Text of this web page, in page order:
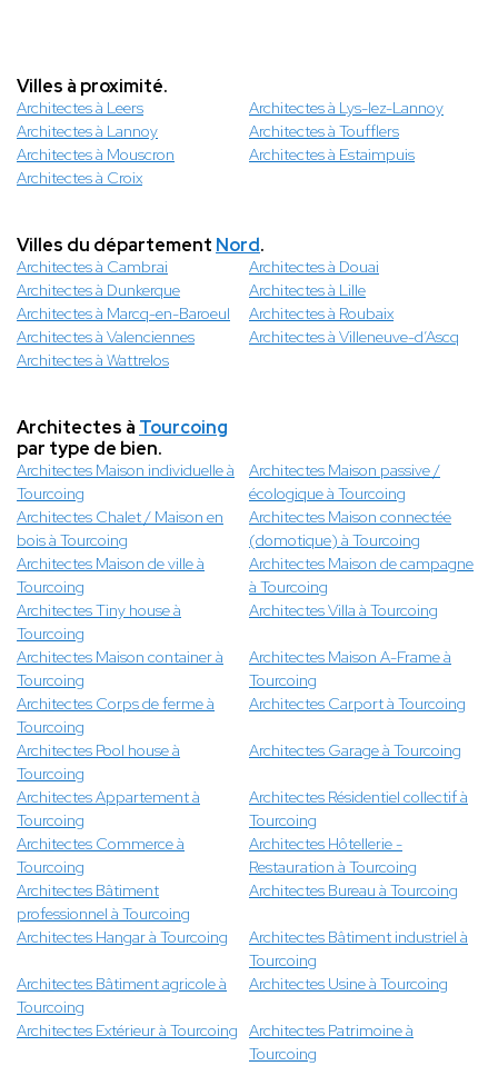
Villes à proximité.
Architectes à Leers
Architectes à Lys-lez-Lannoy
Architectes à Lannoy
Architectes à Toufflers
Architectes à Mouscron
Architectes à Estaimpuis
Architectes à Croix
Villes du département Nord.
Architectes à Cambrai
Architectes à Douai
Architectes à Dunkerque
Architectes à Lille
Architectes à Marcq-en-Baroeul
Architectes à Roubaix
Architectes à Valenciennes
Architectes à Villeneuve-d’Ascq
Architectes à Wattrelos
Architectes à Tourcoing
par type de bien.
Architectes Maison individuelle à
Tourcoing
Architectes Maison passive /
écologique à Tourcoing
Architectes Chalet / Maison en
bois à Tourcoing
Architectes Maison connectée
(domotique) à Tourcoing
Architectes Maison de ville à
Tourcoing
Architectes Maison de campagne
à Tourcoing
Architectes Tiny house à
Tourcoing
Architectes Villa à Tourcoing
Architectes Maison container à
Tourcoing
Architectes Maison A-Frame à
Tourcoing
Architectes Corps de ferme à
Tourcoing
Architectes Carport à Tourcoing
Architectes Pool house à
Tourcoing
Architectes Garage à Tourcoing
Architectes Appartement à
Tourcoing
Architectes Résidentiel collectif à
Tourcoing
Architectes Commerce à
Tourcoing
Architectes Hôtellerie -
Restauration à Tourcoing
Architectes Bâtiment
professionnel à Tourcoing
Architectes Bureau à Tourcoing
Architectes Hangar à Tourcoing
Architectes Bâtiment industriel à
Tourcoing
Architectes Bâtiment agricole à
Tourcoing
Architectes Usine à Tourcoing
Architectes Extérieur à Tourcoing
Architectes Patrimoine à
Tourcoing